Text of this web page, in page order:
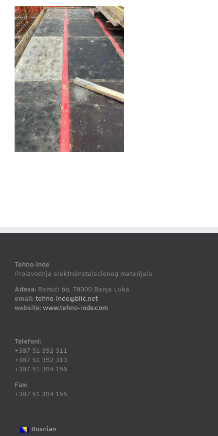
Tehno-inde
Proizvodnja elektroinstalacionog materijala
Adesa: Ramići bb, 78000 Banja Luka
email: tehno-inde@blic.net
website: www.tehno-inde.com
Telefoni:
+387 51 392 311
+387 51 392 313
+387 51 394 156
Fax:
+387 51 394 155
Bosnian